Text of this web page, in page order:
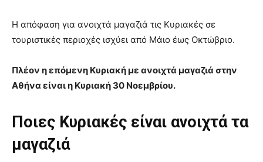
Η απόφαση για ανοιχτά μαγαζιά τις Κυριακές σε
τουριστικές περιοχές ισχύει από Μάιο έως Οκτώβριο.
Πλέον η επόμενη Κυριακή με ανοιχτά μαγαζιά στην
Αθήνα είναι η Κυριακή 30 Νοεμβρίου.
Ποιες Κυριακές είναι ανοιχτά τα
μαγαζιά